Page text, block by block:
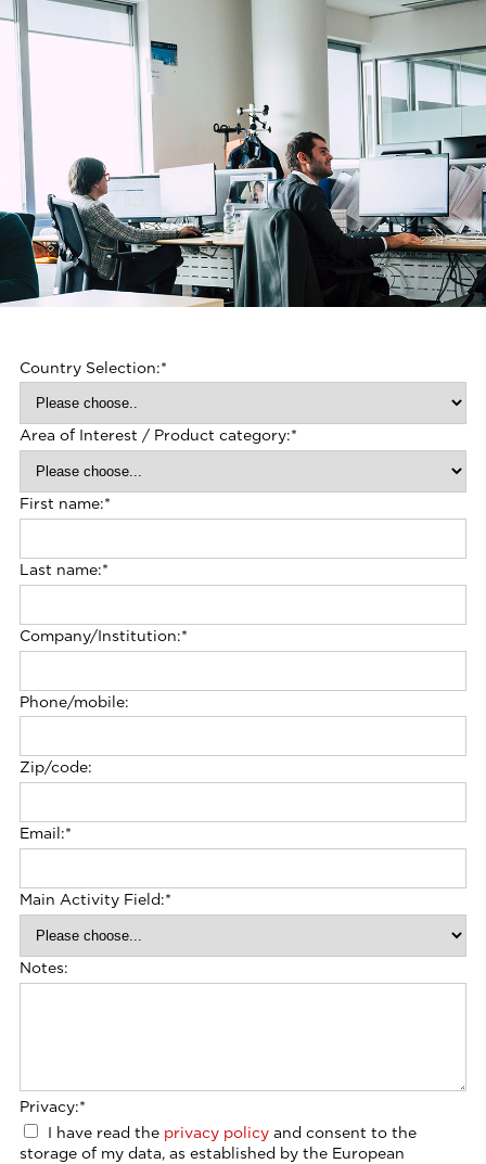
Country Selection:*
Area of Interest / Product category:*
First name:*
Last name:*
Company/Institution:*
Phone/mobile:
Zip/code:
Email:*
Main Activity Field:*
Notes:
Privacy:*
I have read the privacy policy and consent to the
storage of my data, as established by the European